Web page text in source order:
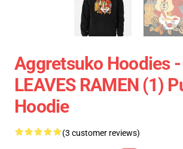
Aggretsuko Hoodies -
LEAVES RAMEN (1)
Hoodie
(3 customer reviews)